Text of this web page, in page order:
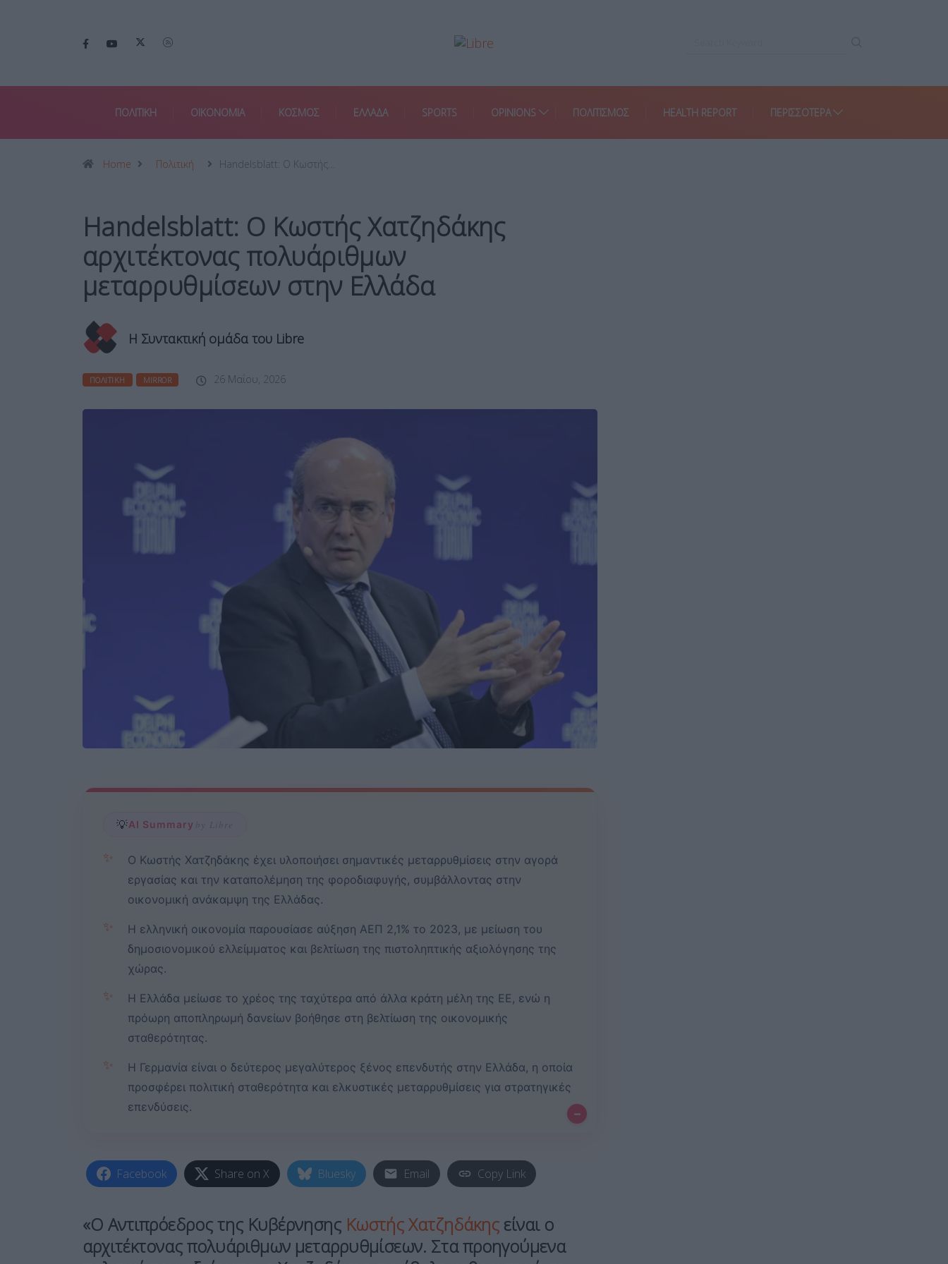
ΠΟΛΙΤΙΚΗ ΟΙΚΟΝΟΜΙΑ ΚΟΣΜΟΣ ΕΛΛΑΔΑ SPORTS OPINIONS ΠΟΛΙΤΙΣΜΟΣ HEALTH REPORT ΠΕΡΙΣΣΌΤΕΡΑ
Home Πολιτική Handelsblatt: Ο Κωστής…
Handelsblatt: Ο Κωστής Χατζηδάκης
αρχιτέκτονας πολυάριθμων
μεταρρυθμίσεων στην Ελλάδα
Η Συντακτική ομάδα του Libre
ΠΟΛΙΤΙΚΉ MIRROR 26 Μαΐου, 2026
💡AI Summary by Libre
✨
Ο Κωστής Χατζηδάκης έχει υλοποιήσει σημαντικές μεταρρυθμίσεις στην αγορά
εργασίας και την καταπολέμηση της φοροδιαφυγής, συμβάλλοντας στην
οικονομική ανάκαμψη της Ελλάδας.
✨
Η ελληνική οικονομία παρουσίασε αύξηση ΑΕΠ 2,1% το 2023, με μείωση του
δημοσιονομικού ελλείμματος και βελτίωση της πιστοληπτικής αξιολόγησης της
χώρας.
✨
Η Ελλάδα μείωσε το χρέος της ταχύτερα από άλλα κράτη μέλη της ΕΕ, ενώ η
πρόωρη αποπληρωμή δανείων βοήθησε στη βελτίωση της οικονομικής
σταθερότητας.
✨
Η Γερμανία είναι ο δεύτερος μεγαλύτερος ξένος επενδυτής στην Ελλάδα, η οποία
προσφέρει πολιτική σταθερότητα και ελκυστικές μεταρρυθμίσεις για στρατηγικές
επενδύσεις.
–
Facebook Share on X Bluesky Email Copy Link
«Ο Αντιπρόεδρος της Κυβέρνησης Κωστής Χατζηδάκης είναι ο
αρχιτέκτονας πολυάριθμων μεταρρυθμίσεων. Στα προηγούμενα